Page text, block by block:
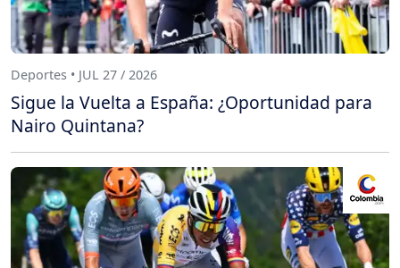
Deportes • JUL 27 / 2026
Sigue la Vuelta a España: ¿Oportunidad para
Nairo Quintana?